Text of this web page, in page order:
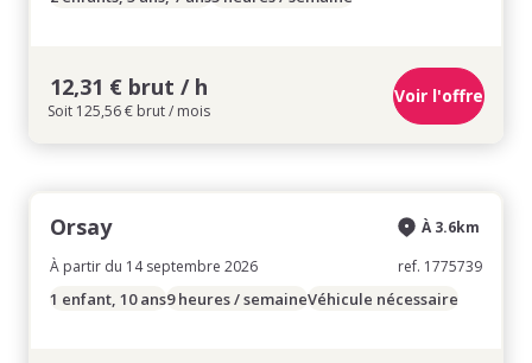
12,31 € brut / h
Soit 125,56 € brut / mois
Voir l'offre
Orsay
À partir du 14 septembre 2026
À 3.6km
ref. 1775739
1 enfant, 10 ans9 heures / semaineVéhicule nécessaire